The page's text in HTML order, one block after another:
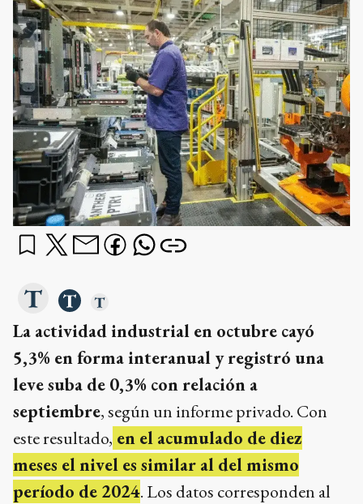
La actividad industrial en octubre cayó
5,3% en forma interanual y registró una
leve suba de 0,3% con relación a
septiembre, según un informe privado. Con
este resultado, en el acumulado de diez
meses el nivel es similar al del mismo
período de 2024. Los datos corresponden al